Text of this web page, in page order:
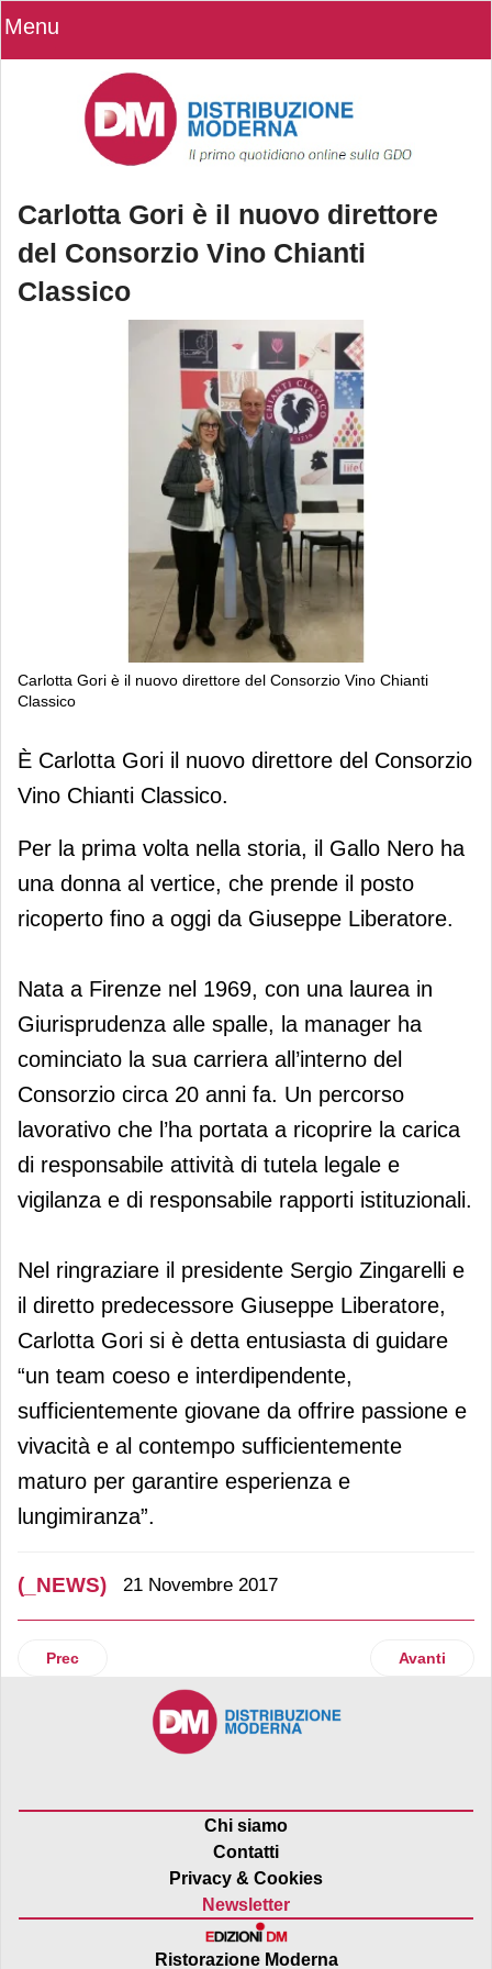
Menu
Carlotta Gori è il nuovo direttore
del Consorzio Vino Chianti
Classico
Carlotta Gori è il nuovo direttore del Consorzio Vino Chianti
Classico
Carlotta Gori è il nuovo direttore del
Consorzio Vino Chianti Classico
È Carlotta Gori il nuovo direttore del Consorzio
Vino Chianti Classico.
Per la prima volta nella storia, il Gallo Nero ha
una donna al vertice, che prende il posto
ricoperto fino a oggi da Giuseppe Liberatore.
Nata a Firenze nel 1969, con una laurea in
Giurisprudenza alle spalle, la manager ha
cominciato la sua carriera all’interno del
Consorzio circa 20 anni fa. Un percorso
lavorativo che l’ha portata a ricoprire la carica
di responsabile attività di tutela legale e
vigilanza e di responsabile rapporti istituzionali.
Nel ringraziare il presidente Sergio Zingarelli e
il diretto predecessore Giuseppe Liberatore,
Carlotta Gori si è detta entusiasta di guidare
“un team coeso e interdipendente,
sufficientemente giovane da offrire passione e
vivacità e al contempo sufficientemente
maturo per garantire esperienza e
lungimiranza”.
(_NEWS) 21 Novembre 2017
Articolo precedente: Supermercato24 sigla partnership
Prec Articolo
Avanti
Chi siamo
Contatti
Privacy & Cookies
Newsletter
Ristorazione Moderna